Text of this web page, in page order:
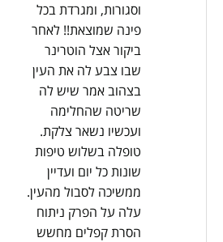
וסגורות, ומגרדת בכל
פינה שמוצאת!! לאחר
ביקור אצל הוטרינר
שבו צבע לה את העין
בצהוב אמר שיש לה
שריטה שהחלימה
ועכשיו נשאר צלקת.
טופלה בשלוש טיפות
שונות כל יום ועדיין
ממשיכה לסבול מהעין.
עלה על הפרק ניתוח
הסרת קפלים מחשש